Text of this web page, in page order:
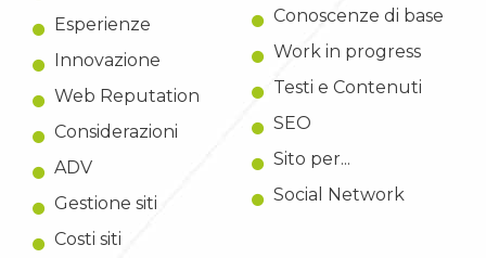
Esperienze
Innovazione
Web Reputation
Considerazioni
ADV
Gestione siti
Costi siti
Conoscenze di base
Work in progress
Testi e Contenuti
SEO
Sito per...
Social Network